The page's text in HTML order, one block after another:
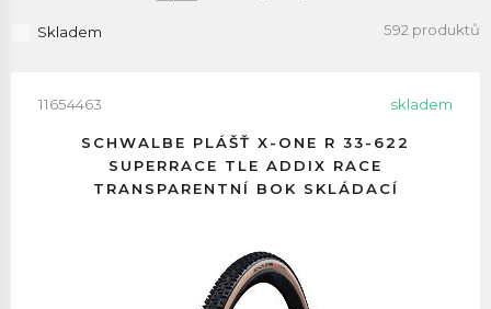
Skladem 592 produktů
11654463 skladem
SCHWALBE PLÁŠŤ X-ONE R 33-622
SUPERRACE TLE ADDIX RACE
TRANSPARENTNÍ BOK SKLÁDACÍ